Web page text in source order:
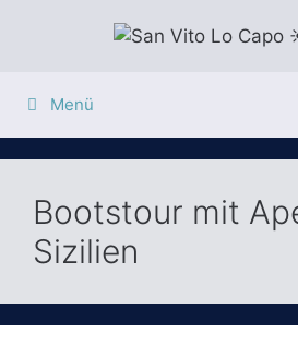
Menü
Bootstour mit
Sizilien